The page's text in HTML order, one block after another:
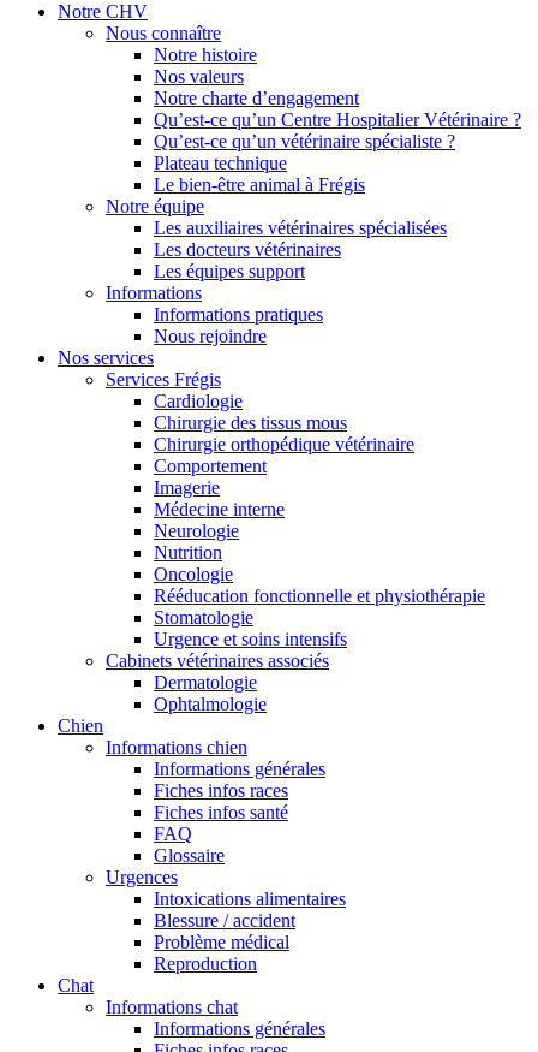
Notre CHV
Nous connaître
Notre histoire
Nos valeurs
Notre charte d’engagement
Qu’est-ce qu’un Centre Hospitalier Vétérinaire ?
Qu’est-ce qu’un vétérinaire spécialiste ?
Plateau technique
Le bien-être animal à Frégis
Notre équipe
Les auxiliaires vétérinaires spécialisées
Les docteurs vétérinaires
Les équipes support
Informations
Informations pratiques
Nous rejoindre
Nos services
Services Frégis
Cardiologie
Chirurgie des tissus mous
Chirurgie orthopédique vétérinaire
Comportement
Imagerie
Médecine interne
Neurologie
Nutrition
Oncologie
Rééducation fonctionnelle et physiothérapie
Stomatologie
Urgence et soins intensifs
Cabinets vétérinaires associés
Dermatologie
Ophtalmologie
Chien
Informations chien
Informations générales
Fiches infos races
Fiches infos santé
FAQ
Glossaire
Urgences
Intoxications alimentaires
Blessure / accident
Problème médical
Reproduction
Chat
Informations chat
Informations générales